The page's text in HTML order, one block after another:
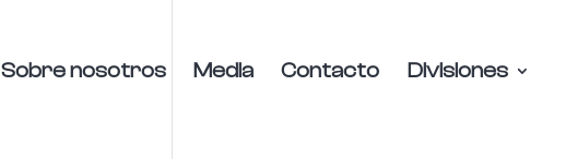
Sobre nosotros Media Contacto Divisiones